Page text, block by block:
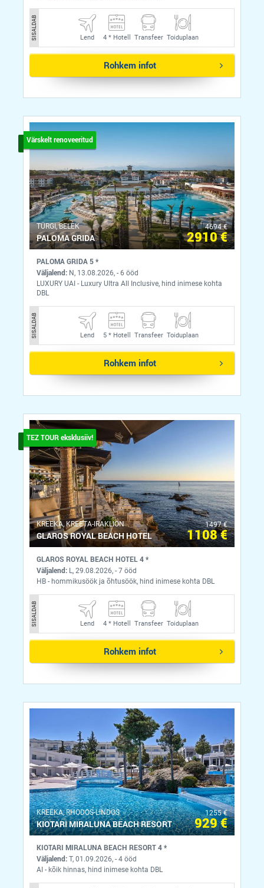
SISALDAB Lend 4 *Hotell Transfeer Toiduplaan
Rohkem infot
Värskelt renoveeritud
ТÜRGI, BELEK
PALOMA GRIDA
4694 €
2910 €
PALOMA GRIDA 5 *
Väljalend: N, 13.08.2026, - 6 ööd
LUXURY UAI - Luxury Ultra All Inclusive, hind inimese kohta
DBL
SISALDAB Lend 5 *Hotell Transfeer Toiduplaan
Rohkem infot
TEZ TOUR eksklusiiv!
KREEKA, KREETA-IRAKLION
GLAROS ROYAL BEACH HOTEL
1497 €
1108 €
GLAROS ROYAL BEACH HOTEL 4 *
Väljalend: L, 29.08.2026, - 7 ööd
HB - hommikusöök ja õhtusöök, hind inimese kohta DBL
SISALDAB Lend 4 *Hotell Transfeer Toiduplaan
Rohkem infot
KREEKA, RHODOS-LINDOS
KIOTARI MIRALUNA BEACH RESORT
1255 €
929 €
KIOTARI MIRALUNA BEACH RESORT 4 *
Väljalend: T, 01.09.2026, - 4 ööd
AI - kõik hinnas, hind inimese kohta DBL